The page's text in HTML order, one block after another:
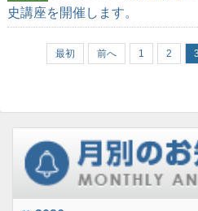
史講座を開催します。
最初 前へ 1 2 3